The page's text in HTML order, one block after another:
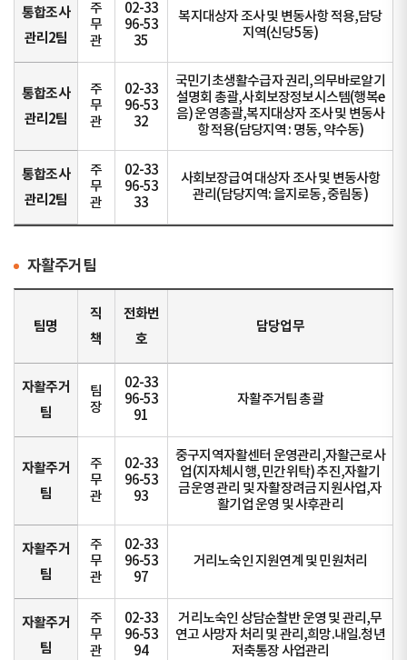
통합조사
관리2팀
주
무
관
02-33
96-53
35
복지대상자 조사 및 변동사항 적용,담당
지역(신당5동)
통합조사
관리2팀
주
무
관
02-33
96-53
32
국민기초생활수급자 권리,의무바로알기
설명회 총괄,사회보장정보시스템(행복e
음) 운영총괄,복지대상자 조사 및 변동사
항 적용(담당지역 : 명동, 약수동)
통합조사
관리2팀
주
무
관
02-33
96-53
33
사회보장급여 대상자 조사 및 변동사항
관리(담당지역: 을지로동, 중림동)
자활주거팀
팀명
직
책
전화번
호
담당업무
자활주거
팀
팀
장
02-33
96-53
91
자활주거팀 총괄
자활주거
팀
주
무
관
02-33
96-53
93
중구지역자활센터 운영관리,자활근로사
업(지자체시행, 민간위탁) 추진,자활기
금운영 관리 및 자활장려금 지원사업,자
활기업 운영 및 사후관리
자활주거
팀
주
무
관
02-33
96-53
97
거리노숙인 지원연계 및 민원처리
자활주거
팀
주
무
관
02-33
96-53
94
거리노숙인 상담순찰반 운영 및 관리,무
연고 사망자 처리 및 관리,희망.내일.청년
저축통장 사업관리